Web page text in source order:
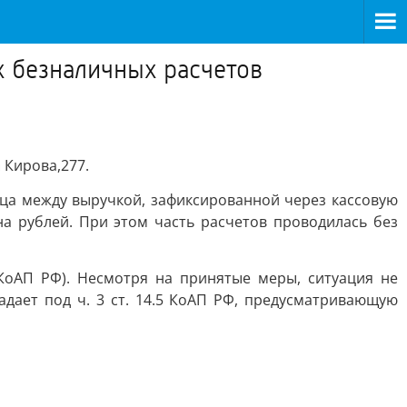
расчетов
между выручкой, зафиксированной через кассовую
При этом часть расчетов проводилась без
РФ). Несмотря на принятые меры, ситуация не
под ч. 3 ст. 14.5 КоАП РФ, предусматривающую